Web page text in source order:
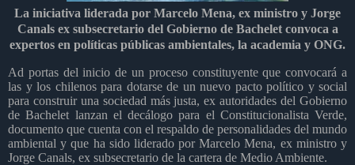
La iniciativa liderada por Marcelo Mena, ex ministro y Jorge
Canals ex subsecretario del Gobierno de Bachelet convoca a
expertos en políticas públicas ambientales, la academia y ONG.
Ad portas del inicio de un proceso constituyente que convocará a
las y los chilenos para dotarse de un nuevo pacto político y social
para construir una sociedad más justa, ex autoridades del Gobierno
de Bachelet lanzan el decálogo para el Constitucionalista Verde,
documento que cuenta con el respaldo de personalidades del mundo
ambiental y que ha sido liderado por Marcelo Mena, ex ministro y
Jorge Canals, ex subsecretario de la cartera de Medio Ambiente.